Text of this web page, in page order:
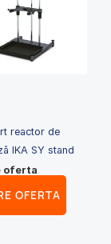
reactor de
IKA SY stand
oferta
OFERTA